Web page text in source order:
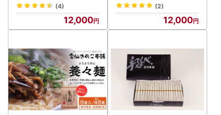
(4)
12,000
(2)
12,000